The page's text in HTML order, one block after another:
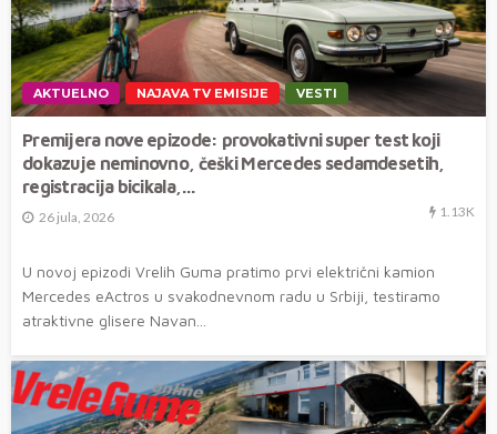
AKTUELNO NAJAVA TV EMISIJE VESTI
Premijera nove epizode: provokativni super test koji
dokazuje neminovno, češki Mercedes sedamdesetih,
registracija bicikala,…
26 jula, 2026 1.13K
U novoj epizodi Vrelih Guma pratimo prvi električni kamion
Mercedes eActros u svakodnevnom radu u Srbiji, testiramo
atraktivne glisere Navan...